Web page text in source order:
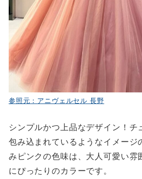
参照元：アニヴェルセル 長野
シンプルかつ上品なデザイン！チ
包み込まれているようなイメージ
みピンクの色味は、大人可愛い雰
にぴったりのカラーです。